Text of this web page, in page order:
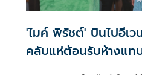
'ไมค์ พิรัชต์' บินไปอีเวนต์ม
คลับแห่ต้อนรับห้างแท